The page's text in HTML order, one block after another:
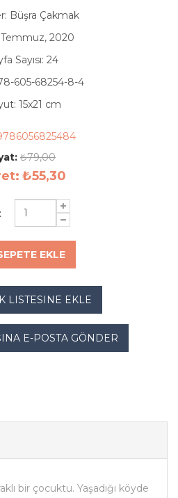
Büşra Çakmak
Temmuz, 2020
Sayısı: 24
605-68254-8-4
15x21 cm
₺79,00
₺55,30
EKLE
LISTESINE EKLE
E-POSTA GÖNDER
bir çocuktu. Yaşadığı köyde